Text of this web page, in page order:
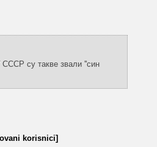
су такве звали ''син
korisnici]